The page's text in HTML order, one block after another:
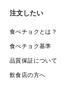
注文したい
食べチョクとは？
食べチョク基準
品質保証について
飲食店の方へ